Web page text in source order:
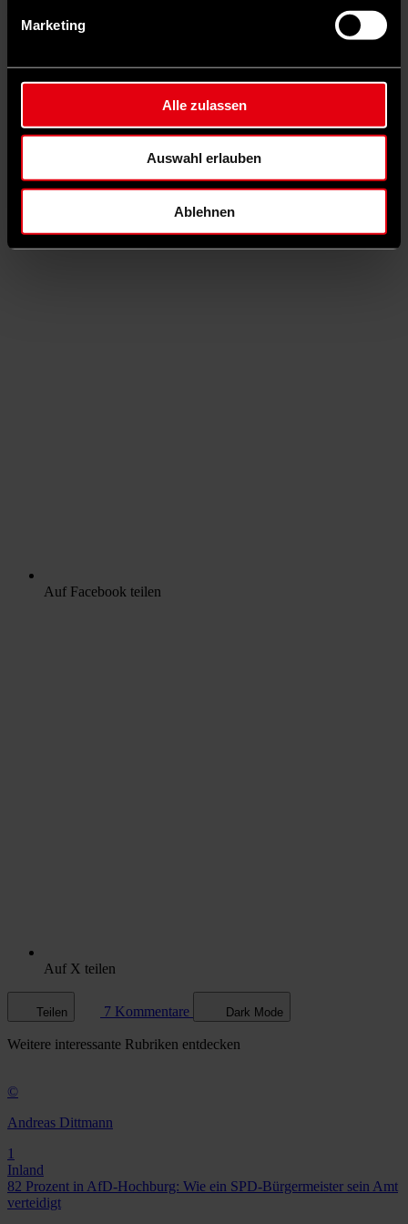
Marketing
Alle zulassen
Auswahl erlauben
Ablehnen
vorwärts / Dirk Bleicker
Auf Facebook teilen
Auf X teilen
Teilen 7 Kommentare Dark Mode
Weitere interessante Rubriken entdecken
©
Andreas Dittmann
1
Inland
82 Prozent in AfD-Hochburg: Wie ein SPD-Bürgermeister sein Amt
verteidigt